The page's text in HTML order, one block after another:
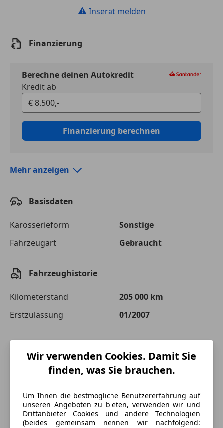
⚠ Inserat melden
Finanzierung
Berechne deinen Autokredit
Kredit ab
Finanzierung berechnen
Laufzeit
Kreditbetrag
€ 8 500,-
Zu zahlender
€ 13 505,-
Einberechnete Gebühren
Effektivzinsatz
10,52 %
Sollzinssatz
9,99 %
Monatliche Rate
€ 112,54
Der Kreditrechner enthält repräsentative Werte, zu denen wir
typischerweise Kredite vergeben. Der Sollzinssatz ist
bonitätsabhängig. Laufzeit mindestens 12, höchstens 120 Monate.
Bonitätskriterien vorausgesetzt.
Jetzt berechnen
Mehr anzeigen
Basisdaten
Karosserieform
Sonstige
Fahrzeugart
Gebraucht
Fahrzeughistorie
Kilometerstand
205 000 km
Erstzulassung
01/2007
96 kW (131 PS)
Wir verwenden Cookies. Damit Sie
finden, was Sie brauchen.
Um Ihnen die bestmögliche Benutzererfahrung auf
unseren Angeboten zu bieten, verwenden wir und
Drittanbieter Cookies und andere Technologien
(beides gemeinsam nennen wir nachfolgend: